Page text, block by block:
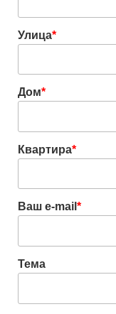
Улица*
Дом*
Квартира*
Ваш e-mail *
Тема